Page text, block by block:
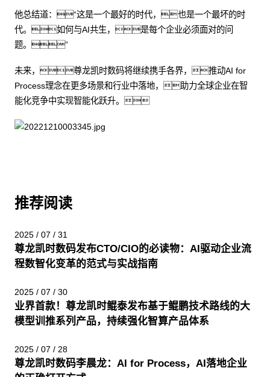
他总结道：“这是一个最好的时代，也是一个最坏的时
代。如何与AI共生，是每个企业必须面对的问
题。”
未来，尊龙凯时数码将继续携手各界，推动AI for
Process理念在更多场景和行业中落地，助力全球企业在智
能化竞争中实现智能化跃升。
推荐阅读
2025 / 07 / 31
尊龙凯时数码发布CTO/CIO的必读物：AI驱动企业流
程数智化变革的范式与实战指南
2025 / 07 / 30
业界首款！尊龙凯时鲲泰发布基于鲲鹏技术路线的大
模型训推系列产品，持续强化智算产品体系
2025 / 07 / 28
尊龙凯时数码李晨龙：AI for Process，AI落地企业